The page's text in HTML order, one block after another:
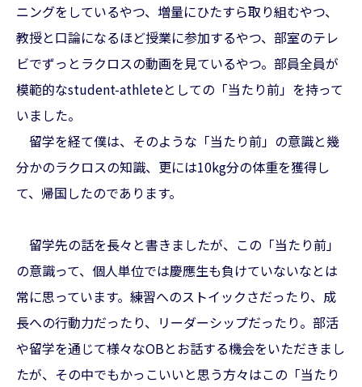
ニングをしているやつ、増量にひたすら取り組むやつ、
教授と口論になるほど授業に参加するやつ、部室のテレ
ビでずっとラクロスの動画を見ているやつ。部員全員が
模範的なstudent-athleteとしての「当たり前」を持って
いました。
留学を経て僕は、そのような「当たり前」の意識と幾
分かのラクロスの知識、更には10kg分の体重を獲得し
て、帰国したのであります。
留学先の話を長々と書きましたが、この「当たり前」
の意識って、個人単位では慶應生も負けていないなとは
常に思っています。練習へのストイックさだったり、成
長への行動力だったり、リーダーシップだったり。部活
や留学を通じて様々なOBとお話する機会をいただきまし
たが、その中でもかっこいいと思う方々はこの「当たり